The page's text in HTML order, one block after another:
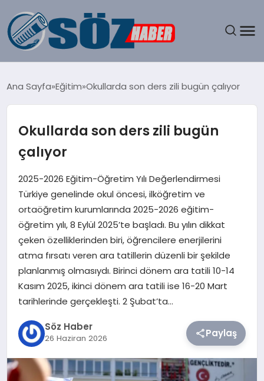
SPOR
MAGAZIN
EĞITIM
SAĞLIK
DÜNYA
TEKNOLOJI
SIYASET
Ana Sayfa Eğitim Okullarda son ders zili bugün çalıyor
Okullarda son ders zili bugün
çalıyor
2025-2026 Eğitim-Öğretim Yılı Değerlendirmesi
Türkiye genelinde okul öncesi, ilköğretim ve
ortaöğretim kurumlarında 2025-2026 eğitim-
öğretim yılı, 8 Eylül 2025’te başladı. Bu yılın dikkat
çeken özelliklerinden biri, öğrencilere enerjilerini
atma fırsatı veren ara tatillerin düzenli bir şekilde
planlanmış olmasıydı. Birinci dönem ara tatili 10-14
Kasım 2025, ikinci dönem ara tatili ise 16-20 Mart
tarihlerinde gerçekleşti. 2 Şubat’ta…
Söz Haber
26 Haziran 2026 Paylaş